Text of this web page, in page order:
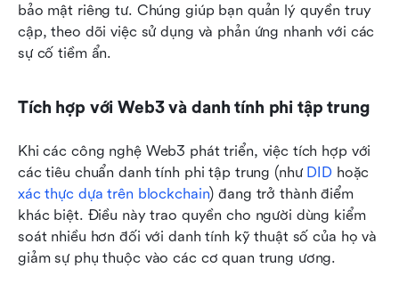
bảo mật riêng tư. Chúng giúp bạn quản lý quyền truy
cập, theo dõi việc sử dụng và phản ứng nhanh với các
sự cố tiềm ẩn.
Tích hợp với Web3 và danh tính phi tập trung
Khi các công nghệ Web3 phát triển, việc tích hợp với
các tiêu chuẩn danh tính phi tập trung (như DID
xác thực dựa trên blockchain) đang trở thành điểm
khác biệt. Điều này trao quyền cho người dùng kiểm
soát nhiều hơn đối với danh tính kỹ thuật số của họ và
giảm sự phụ thuộc vào các cơ quan trung ương.